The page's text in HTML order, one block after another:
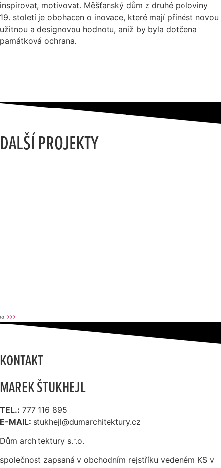
inspirovat, motivovat. Měšťanský dům z druhé poloviny
19. století je obohacen o inovace, které mají přinést novou
užitnou a designovou hodnotu, aniž by byla dotčena
památková ochrana.
DALŠÍ PROJEKTY
‹‹‹ ›››
KONTAKT
MAREK ŠTUKHEJL
TEL.: 777 116 895
E-MAIL: stukhejl@dumarchitektury.cz
Dům architektury s.r.o.
společnost zapsaná v obchodním rejstříku vedeném KS v